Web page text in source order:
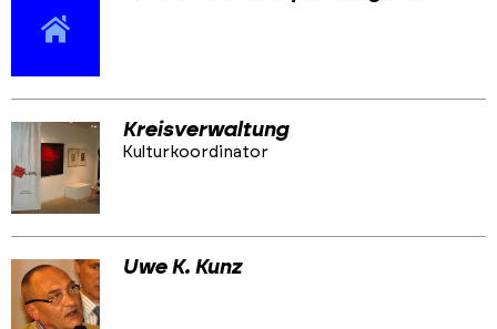
Kreisverwaltung
Kulturkoordinator
Uwe K. Kunz